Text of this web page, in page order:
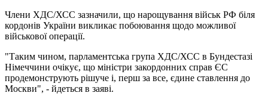
Члени ХДС/ХСС зазначили, що нарощування військ РФ біля
кордонів України викликає побоювання щодо можливої ​​
військової операції.
"Таким чином, парламентська група ХДС/ХСС в Бундестазі
Німеччини очікує, що міністри закордонних справ ЄС
продемонструють рішуче і, перш за все, єдине ставлення до
Москви", - йдеться в заяві.